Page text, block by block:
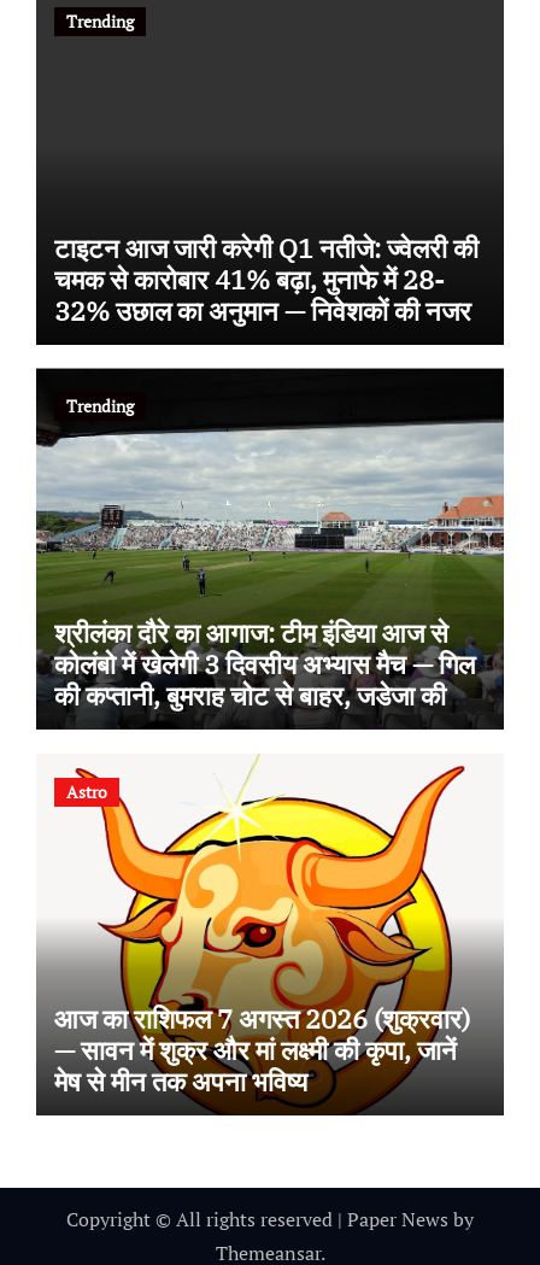
Trending
टाइटन आज जारी करेगी Q1 नतीजे: ज्वेलरी की
चमक से कारोबार 41% बढ़ा, मुनाफे में 28-
32% उछाल का अनुमान — निवेशकों की नजर
Trending
श्रीलंका दौरे का आगाज: टीम इंडिया आज से
कोलंबो में खेलेगी 3 दिवसीय अभ्यास मैच — गिल
की कप्तानी, बुमराह चोट से बाहर, जडेजा की
वापसी
Astro
आज का राशिफल 7 अगस्त 2026 (शुक्रवार)
— सावन में शुक्र और मां लक्ष्मी की कृपा, जानें
मेष से मीन तक अपना भविष्य
Copyright © All rights reserved | Paper News by
Themeansar.